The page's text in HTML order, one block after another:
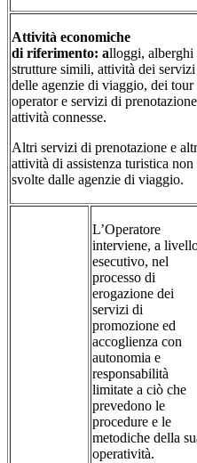
Attività economiche
di riferimento: alloggi, alberghi
strutture simili, attività dei servizi
delle agenzie di viaggio, dei tour
operator e servizi di
attività connesse.
Altri servizi di prenotazione e
attività di assistenza turistica non
svolte dalle agenzie di viaggio.
L’Operatore
interviene, a
esecutivo, nel
processo di
erogazione dei
servizi di
promozione ed
accoglienza con
autonomia e
responsabilità
limitate a ciò che
prevedono le
procedure e le
metodiche della
operatività.